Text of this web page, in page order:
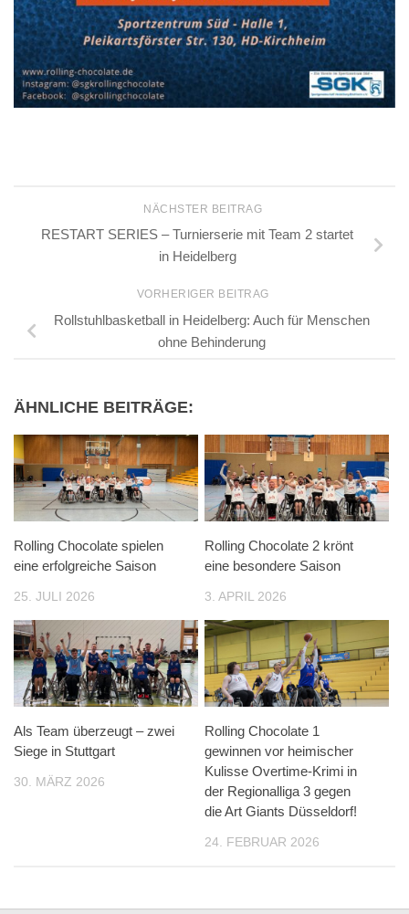
NÄCHSTER BEITRAG
RESTART SERIES – Turnierserie mit Team 2 startet
in Heidelberg
VORHERIGER BEITRAG
Rollstuhlbasketball in Heidelberg: Auch für Menschen
ohne Behinderung
ÄHNLICHE BEITRÄGE:
Rolling Chocolate spielen
eine erfolgreiche Saison
25. JULI 2026
Rolling Chocolate 2 krönt
eine besondere Saison
3. APRIL 2026
Als Team überzeugt – zwei
Siege in Stuttgart
30. MÄRZ 2026
Rolling Chocolate 1
gewinnen vor heimischer
Kulisse Overtime-Krimi in
der Regionalliga 3 gegen
die Art Giants Düsseldorf!
24. FEBRUAR 2026